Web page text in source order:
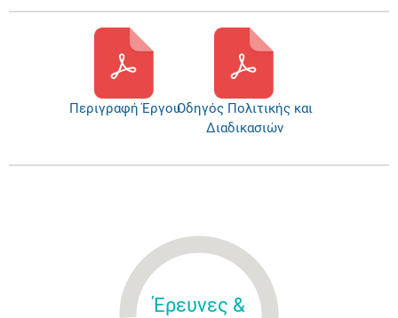
Περιγραφή ΈργουΟδηγός Πολιτικής και
Διαδικασιών
Έρευνες &